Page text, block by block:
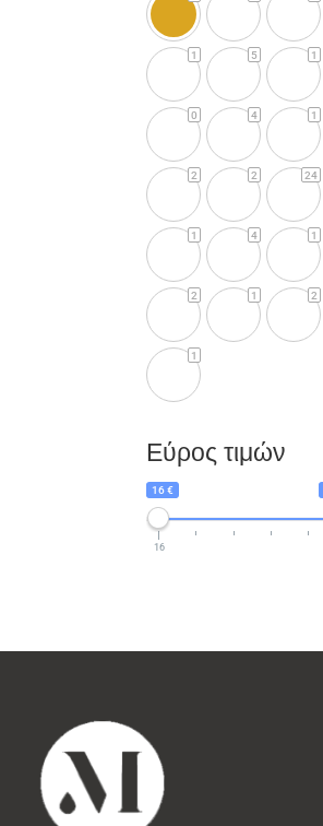
1 5 1
0 4 1
2 2 24
1 4 1
2 1 2
1
Εύρος τιμών
16 €
16